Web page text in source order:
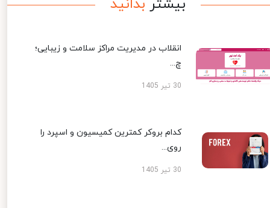
بیشتر بدانید
انقلاب در مدیریت مراکز سلامت و زیبایی؛
چ...
30 تیر 1405
کدام بروکر کمترین کمیسیون و اسپرد را
روی...
30 تیر 1405